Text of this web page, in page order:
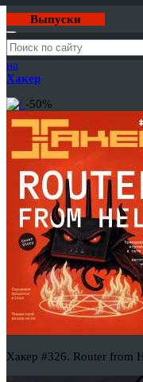
Выпуски
Годовая
подписка
на
Хакер
-50%
Хакер #326. Router from